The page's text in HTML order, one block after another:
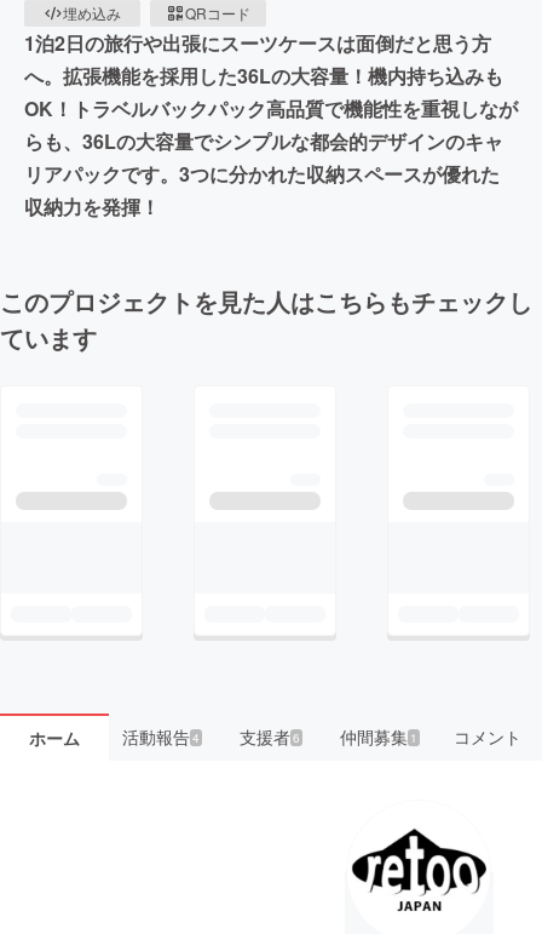
埋め込み
QRコード
1泊2日の旅行や出張にスーツケースは面倒だと思う方
へ。拡張機能を採用した36Lの大容量！機内持ち込みも
OK！トラベルバックパック高品質で機能性を重視しなが
らも、36Lの大容量でシンプルな都会的デザインのキャ
リアパックです。3つに分かれた収納スペースが優れた
収納力を発揮！
このプロジェクトを見た人はこちらもチェックし
ています
ホーム 活動報告4 支援者6 仲間募集 1 コメント